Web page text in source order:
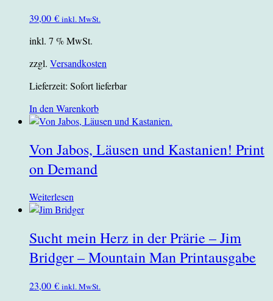
39,00 € inkl. MwSt.
inkl. 7 % MwSt.
zzgl. Versandkosten
Lieferzeit: Sofort lieferbar
In den Warenkorb
Von Jabos, Läusen und Kastanien! Print
on Demand
Weiterlesen
Sucht mein Herz in der Prärie – Jim
Bridger – Mountain Man Printausgabe
23,00 € inkl. MwSt.